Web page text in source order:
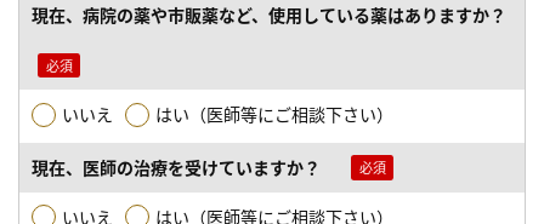
現在、病院の薬や市販薬など、使用している薬はありますか？
いいえ はい（医師等にご相談下さい）
現在、医師の治療を受けていますか？
いいえ はい（医師等にご相談下さい）